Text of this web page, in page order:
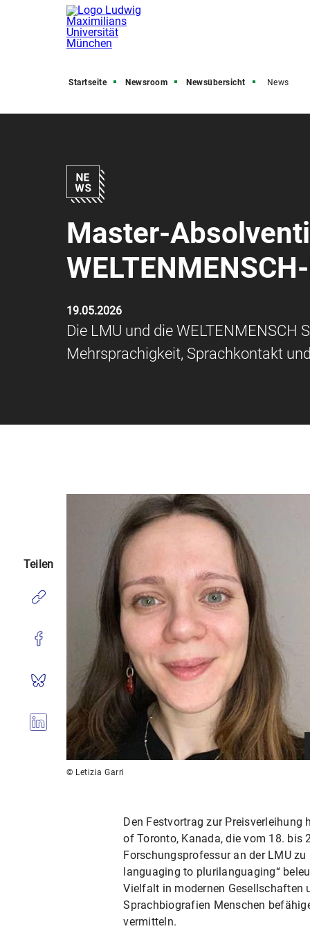
Startseite Newsroom Newsübersicht News
Master-
19.05.2026
Die LMU und die
Mehrsprachigkeit, Sprachkontakt
© Letizia Garri
Den Festvortrag zur
of Toronto, Kanada, die vom 18. bis
Forschungsprofessur an der LMU
languaging to plurilanguaging“
Vielfalt in modernen Gesellschaften
Sprachbiografien Menschen
vermitteln.
Teilen